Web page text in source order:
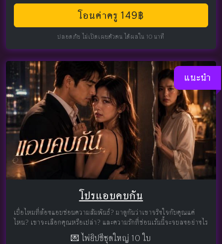
โอนค่าครู 149฿
ปลอดภัย ไม่เปิดเผยตัวตน ได้ผลใน 10 นาที
แนะนำ
โปรแอบคบกัน
เบื่อไหมที่ต้องแอบซ่อนความสัมพันธ์? มาดูกันว่าเขาจริงใจกับคุณแค่
ไหน? เขาจะเลือกคุณหรือเปล่า? และความรักที่ซ่อนเร้นนี้จะจบลงอย่างไร
💌 ไพ่ยิปซีชุดใหญ่ 10 ใบ